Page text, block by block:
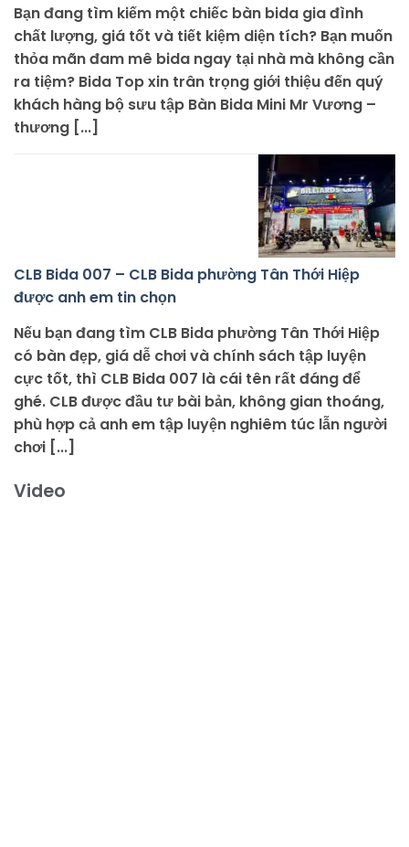
Bạn đang tìm kiếm một chiếc bàn bida gia đình
chất lượng, giá tốt và tiết kiệm diện tích? Bạn muốn
thỏa mãn đam mê bida ngay tại nhà mà không cần
ra tiệm? Bida Top xin trân trọng giới thiệu đến quý
khách hàng bộ sưu tập Bàn Bida Mini Mr Vương –
thương [...]
CLB Bida 007 – CLB Bida phường Tân Thới Hiệp
được anh em tin chọn
Nếu bạn đang tìm CLB Bida phường Tân Thới Hiệp
có bàn đẹp, giá dễ chơi và chính sách tập luyện
cực tốt, thì CLB Bida 007 là cái tên rất đáng để
ghé. CLB được đầu tư bài bản, không gian thoáng,
phù hợp cả anh em tập luyện nghiêm túc lẫn người
chơi [...]
Video